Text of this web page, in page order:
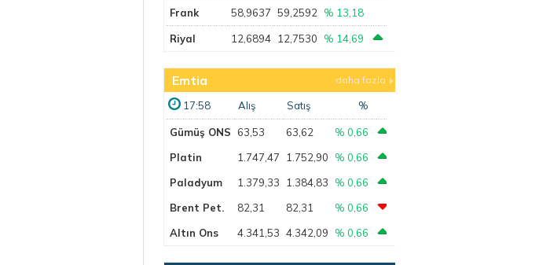
Frank 58,9637 59,2592 % 13,18
Riyal 12,6894 12,7530 % 14,69
Emtia daha fazla
17:58 Alış Satış %
Gümüş ONS 63,53 63,62
% 0,66
Platin
1.747,47 1.752,90
% 0,66
Paladyum
1.379,33 1.384,83
% 0,66
Brent Pet.
82,31 82,31
% 0,66
Altın Ons
4.341,53 4.342,09 % 0,66